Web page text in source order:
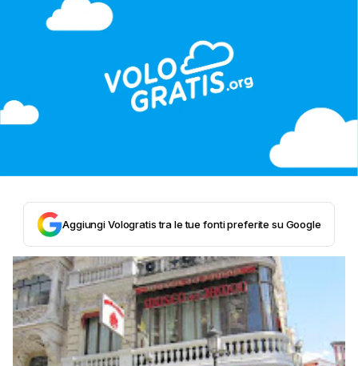
Aggiungi Vologratis tra le tue fonti preferite su Google